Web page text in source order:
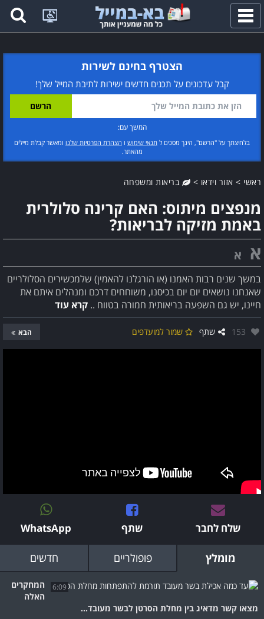
פתח
תפריט
הצטרף בחינם לשירות
קבל עדכונים על תכנים חדשים ישירות לתיבת המייל שלך!
המשך עם:
בלחיצתך על "הרשם", הינך מסכים ל תנאי שימוש ו הצהרת הפרטיות שלנו ומאשר קבלת מיילים
מהאתר.
ראשי > אזור וידאו > בריאות ומשפחה
מנפצים מיתוס: האם קרינה סלולרית
באמת מזיקה לבריאות?
א א
במשך שנים רבות האמנו (או הורגלנו להאמין) שלמכשירים הסלולריים
שאנחנו נושאים יום יום בכיסנו, משוחחים דרכם ומנהלים איתם את
חיינו, יש גם השפעה בריאותית חמורה בטווח .. קרא עוד
אהבו:
153 שתף שמור למועדפים הבא
שלח לחבר שתף WhatsApp
מומלץ פופולריים חדשים
6:09
המחקרים
האלה
מצאו קשר מדאיג בין מחלת הסרטן לבשר מעובד...